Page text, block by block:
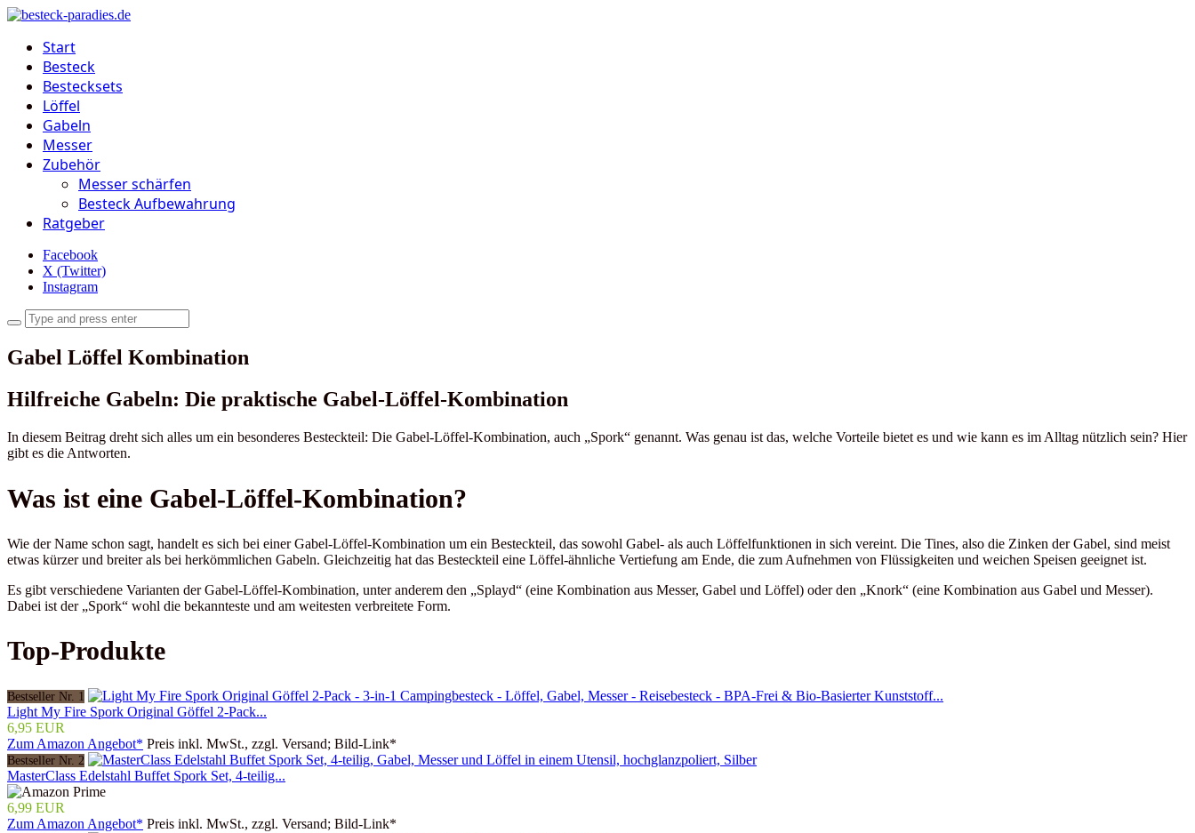
Start
Besteck
Bestecksets
Löffel
Gabeln
Messer
Zubehör
Messer schärfen
Besteck Aufbewahrung
Ratgeber
Facebook
X (Twitter)
Instagram
Gabel Löffel Kombination
Hilfreiche Gabeln: Die praktische Gabel-Löffel-Kombination
In diesem Beitrag dreht sich alles um ein besonderes Besteckteil: Die Gabel-Löffel-Kombination, auch „Spork“ genannt. Was genau ist das, welche Vorteile bietet es und wie kann es im Alltag nützlich sein? Hier
gibt es die Antworten.
Was ist eine Gabel-Löffel-Kombination?
Wie der Name schon sagt, handelt es sich bei einer Gabel-Löffel-Kombination um ein Besteckteil, das sowohl Gabel- als auch Löffelfunktionen in sich vereint. Die Tines, also die Zinken der Gabel, sind meist
etwas kürzer und breiter als bei herkömmlichen Gabeln. Gleichzeitig hat das Besteckteil eine Löffel-ähnliche Vertiefung am Ende, die zum Aufnehmen von Flüssigkeiten und weichen Speisen geeignet ist.
Es gibt verschiedene Varianten der Gabel-Löffel-Kombination, unter anderem den „Splayd“ (eine Kombination aus Messer, Gabel und Löffel) oder den „Knork“ (eine Kombination aus Gabel und Messer).
Dabei ist der „Spork“ wohl die bekannteste und am weitesten verbreitete Form.
Top-Produkte
Bestseller Nr. 1
Light My Fire Spork Original Göffel 2-Pack...
6,95 EUR
Zum Amazon Angebot* Preis inkl. MwSt., zzgl. Versand; Bild-Link*
Bestseller Nr. 2
MasterClass Edelstahl Buffet Spork Set, 4-teilig...
6,99 EUR
Zum Amazon Angebot* Preis inkl. MwSt., zzgl. Versand; Bild-Link*